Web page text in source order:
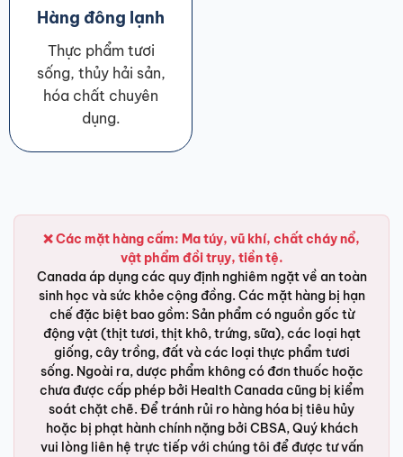
Hàng đông lạnh
Thực phẩm tươi
sống, thủy hải sản,
hóa chất chuyên
dụng.
❌ Các mặt hàng cấm: Ma túy, vũ khí, chất cháy nổ,
vật phẩm đồi trụy, tiền tệ.
Canada áp dụng các quy định nghiêm ngặt về an toàn
sinh học và sức khỏe cộng đồng. Các mặt hàng bị hạn
chế đặc biệt bao gồm: Sản phẩm có nguồn gốc từ
động vật (thịt tươi, thịt khô, trứng, sữa), các loại hạt
giống, cây trồng, đất và các loại thực phẩm tươi
sống. Ngoài ra, dược phẩm không có đơn thuốc hoặc
chưa được cấp phép bởi Health Canada cũng bị kiểm
soát chặt chẽ. Để tránh rủi ro hàng hóa bị tiêu hủy
hoặc bị phạt hành chính nặng bởi CBSA, Quý khách
vui lòng liên hệ trực tiếp với chúng tôi để được tư vấn